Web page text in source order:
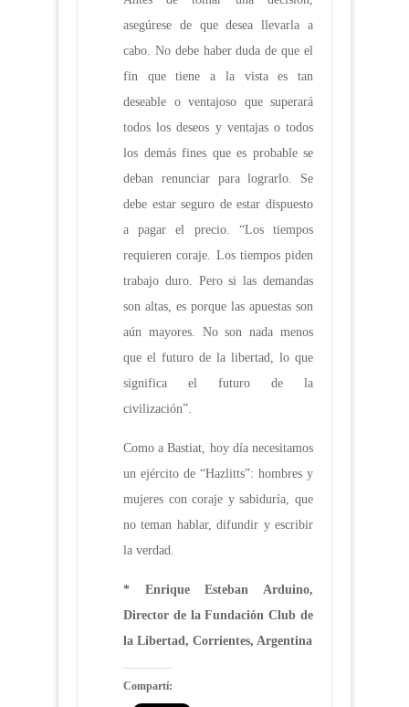
asegúrese de que desea llevarla a
cabo. No debe haber duda de que el
fin que tiene a la vista es tan
deseable o ventajoso que superará
todos los deseos y ventajas o todos
los demás fines que es probable se
deban renunciar para lograrlo. Se
debe estar seguro de estar dispuesto
a pagar el precio. “Los tiempos
requieren coraje. Los tiempos piden
trabajo duro. Pero si las demandas
son altas, es porque las apuestas son
aún mayores. No son nada menos
que el futuro de la libertad, lo que
significa el futuro de la
civilización”.
Como a Bastiat, hoy día necesitamos
un ejército de “Hazlitts”: hombres y
mujeres con coraje y sabiduría, que
no teman hablar, difundir y escribir
la verdad.
* Enrique Esteban Arduino,
Director de la Fundación Club de
la Libertad, Corrientes, Argentina
Compartí: